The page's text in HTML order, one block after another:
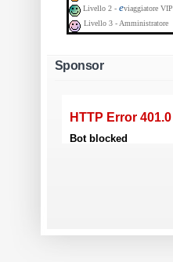
Livello 2 - eviaggiatore VIP
Livello 3 - Amministratore
Sponsor